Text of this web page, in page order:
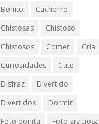
Bonito
Cachorro
Chistosas
Chistoso
Chistosos
Comer
Cría
Curiosidades
Cute
Disfraz
Divertido
Divertidos
Dormir
Foto bonita
Foto graciosa